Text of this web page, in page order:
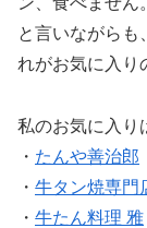
と言いながらも
れがお気に入り
私のお気に入り
・ たんや善治郎
・ 牛タン焼専門
・ 牛たん料理 雅